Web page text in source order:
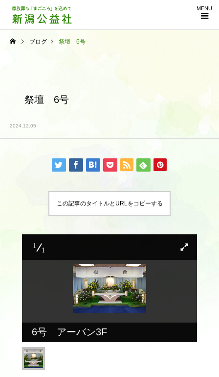
MENU
ブログ 祭壇 6号
祭壇 6号
2024.12.05
この記事のタイトルとURLをコピーする
1
1
6号 アーバン3F